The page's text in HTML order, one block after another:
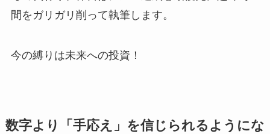
間をガリガリ削って執筆します。
今の縛りは未来への投資！
数字より「手応え」を信じられるようにな